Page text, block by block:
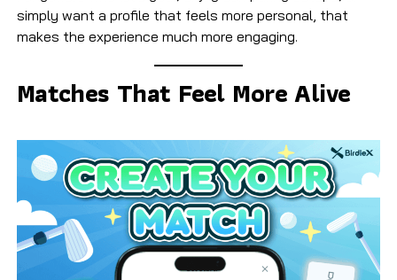
simply want a profile that feels more personal, that
makes the experience much more engaging.
Matches That Feel More Alive